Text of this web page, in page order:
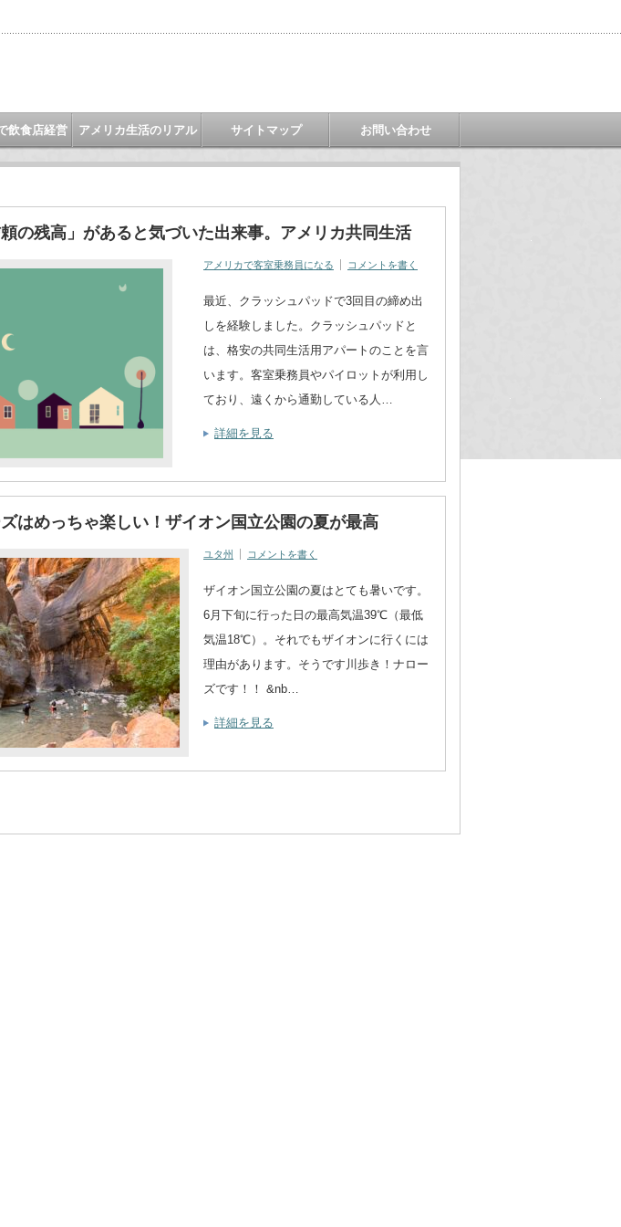
飲食店経営 アメリカ生活のリアル サイトマップ お問い合わせ
の残高」があると気づいた出来事。アメリカ共同生活
アメリカで客室乗務員になる コメントを書く
最近、クラッシュパッドで3回目の締め出
しを経験しました。クラッシュパッドと
は、格安の共同生活用アパートのことを言
います。客室乗務員やパイロットが利用し
ており、遠くから通勤している人…
詳細を見る
はめっちゃ楽しい！ザイオン国立公園の夏が最高
ユタ州 コメントを書く
ザイオン国立公園の夏はとても暑いです。
6月下旬に行った日の最高気温39℃（最低
気温18℃）。それでもザイオンに行くには
理由があります。そうです川歩き！ナロー
ズです！！ &nb…
詳細を見る